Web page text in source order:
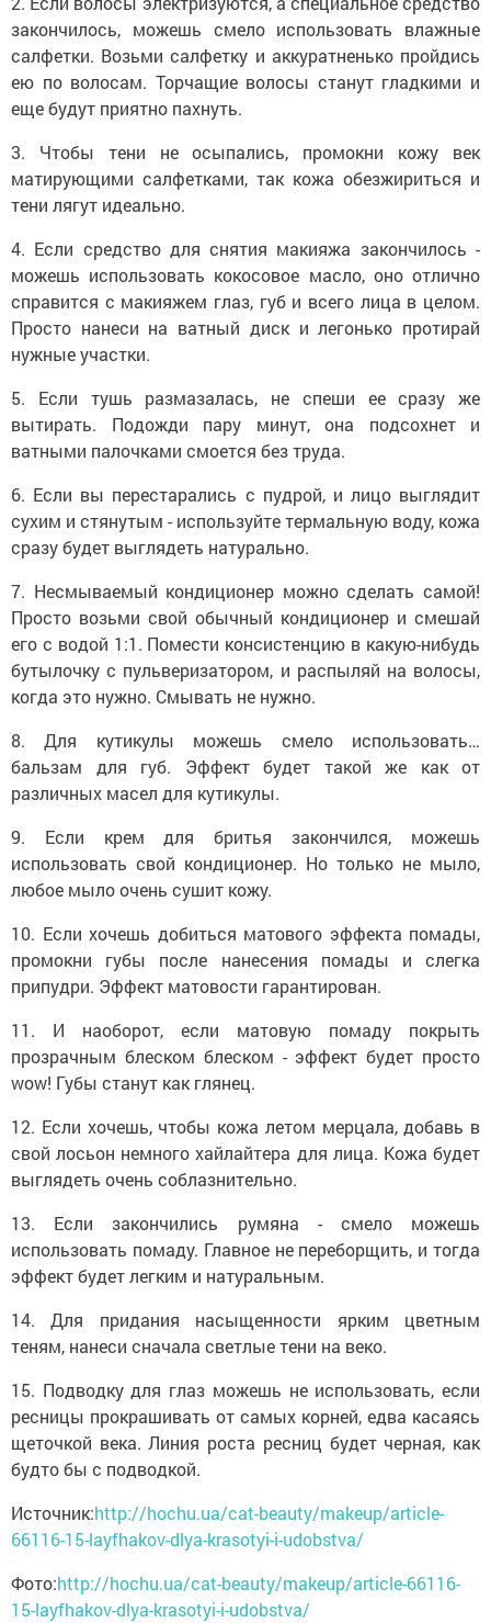
закончилось, можешь смело использовать влажные
салфетки. Возьми салфетку и аккуратненько пройдись
ею по волосам. Торчащие волосы станут гладкими и
еще будут приятно пахнуть.
3. Чтобы тени не осыпались, промокни кожу век
матирующими салфетками, так кожа обезжириться и
тени лягут идеально.
4. Если средство для снятия макияжа закончилось -
можешь использовать кокосовое масло, оно отлично
справится с макияжем глаз, губ и всего лица в целом.
Просто нанеси на ватный диск и легонько протирай
нужные участки.
5. Если тушь размазалась, не спеши ее сразу же
вытирать. Подожди пару минут, она подсохнет и
ватными палочками смоется без труда.
6. Если вы перестарались с пудрой, и лицо выглядит
сухим и стянутым - используйте термальную воду, кожа
сразу будет выглядеть натурально.
7. Несмываемый кондиционер можно сделать самой!
Просто возьми свой обычный кондиционер и смешай
его с водой 1:1. Помести консистенцию в какую-нибудь
бутылочку с пульверизатором, и распыляй на волосы,
когда это нужно. Смывать не нужно.
8. Для кутикулы можешь смело использовать…
бальзам для губ. Эффект будет такой же как от
различных масел для кутикулы.
9. Если крем для бритья закончился, можешь
использовать свой кондиционер. Но только не мыло,
любое мыло очень сушит кожу.
10. Если хочешь добиться матового эффекта помады,
промокни губы после нанесения помады и слегка
припудри. Эффект матовости гарантирован.
11. И наоборот, если матовую помаду покрыть
прозрачным блеском блеском - эффект будет просто
wow! Губы станут как глянец.
12. Если хочешь, чтобы кожа летом мерцала, добавь в
свой лосьон немного хайлайтера для лица. Кожа будет
выглядеть очень соблазнительно.
13. Если закончились румяна - смело можешь
использовать помаду. Главное не переборщить, и тогда
эффект будет легким и натуральным.
14. Для придания насыщенности ярким цветным
теням, нанеси сначала светлые тени на веко.
15. Подводку для глаз можешь не использовать, если
ресницы прокрашивать от самых корней, едва касаясь
щеточкой века. Линия роста ресниц будет черная, как
будто бы с подводкой.
Источник:http://hochu.ua/cat-beauty/makeup/article-
66116-15-layfhakov-dlya-krasotyi-i-udobstva/
Фото:http://hochu.ua/cat-beauty/makeup/article-66116-
15-layfhakov-dlya-krasotyi-i-udobstva/